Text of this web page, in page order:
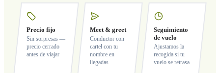
Precio fijo
Sin sorpresas —
precio cerrado
antes de viajar
Meet & greet
Conductor con
cartel con tu
nombre en
llegadas
Seguimiento
de vuelo
Ajustamos la
recogida si tu
vuelo se retrasa